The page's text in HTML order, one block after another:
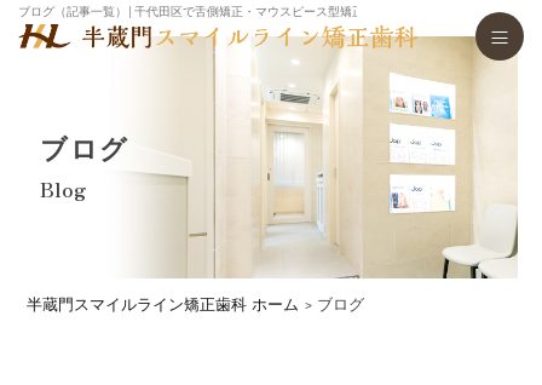
ブログ（記事一覧）│千代田区で舌側矯正・マウスピース型矯正歯科装置（インビザライン）
ブログ
Blog
半蔵門スマイルライン矯正歯科 ホーム ブログ